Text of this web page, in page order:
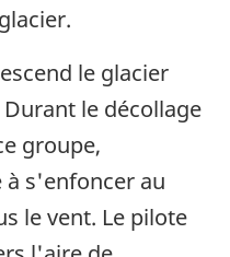
le glacier
le décollage
groupe,
s'enfoncer au
le vent. Le pilote